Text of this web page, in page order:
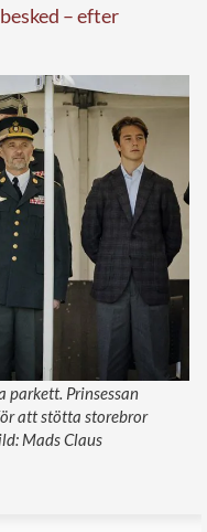
– efter
Prinsessan
att stötta storebror
Mads Claus